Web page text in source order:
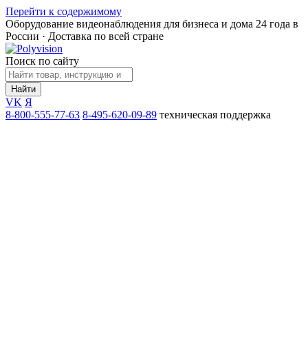
Перейти к содержимому
Оборудование видеонаблюдения для бизнеса и дома 24 года в
России · Доставка по всей стране
Поиск по сайту
Найти
VK Я
8-800-555-77-63 8-495-620-09-89 техническая поддержка